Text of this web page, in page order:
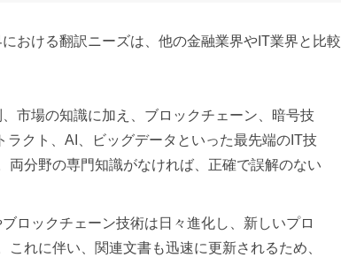
おける翻訳ニーズは、他の金融業界やIT業界と比較
市場の知識に加え、ブロックチェーン、暗号技
クト、AI、ビッグデータといった最先端のIT技
分野の専門知識がなければ、正確で誤解のない
ロックチェーン技術は日々進化し、新しいプロ
れに伴い、関連文書も迅速に更新されるため、